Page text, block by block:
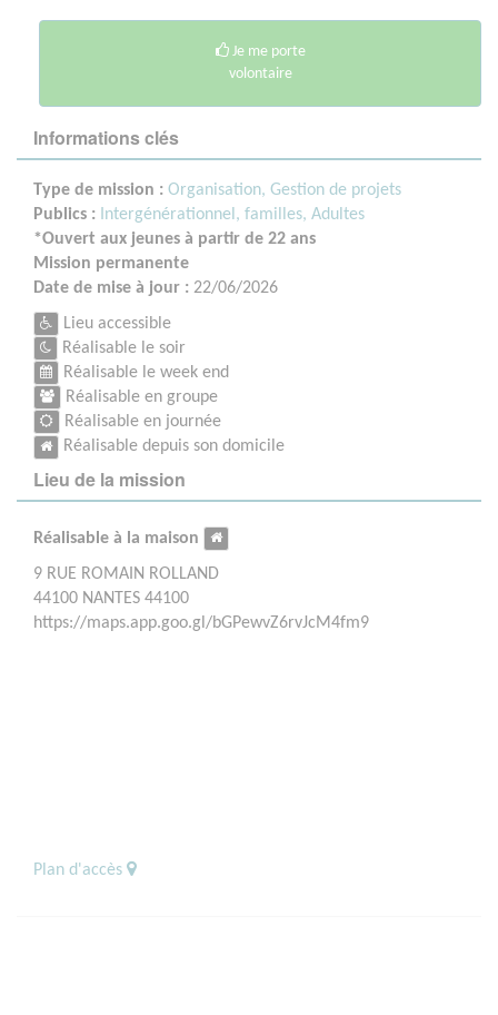
Je me porte
volontaire
Informations clés
Type de mission : Organisation, Gestion de projets
Publics : Intergénérationnel, familles, Adultes
*Ouvert aux jeunes à partir de 22 ans
Mission permanente
Date de mise à jour : 22/06/2026
Lieu accessible
Réalisable le soir
Réalisable le week end
Réalisable en groupe
Réalisable en journée
Réalisable depuis son domicile
Lieu de la mission
Réalisable à la maison
9 RUE ROMAIN ROLLAND
44100 NANTES 44100
https://maps.app.goo.gl/bGPewvZ6rvJcM4fm9
Plan d'accès